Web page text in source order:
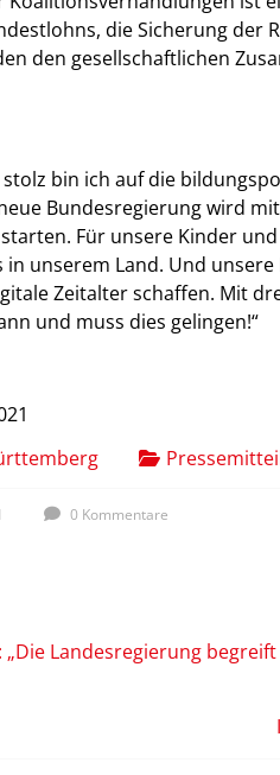
die Sicherung der
den gesellschaftlichen
stolz bin ich auf die
Bundesregierung wird
Für unsere Kinder
in unserem Land. Und
Zeitalter schaffen. Mit
und muss dies gelingen!“
0 Kommentare
„Die Landesregierung